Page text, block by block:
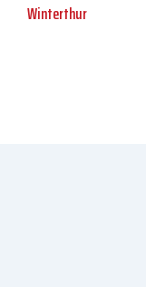
Winterthur